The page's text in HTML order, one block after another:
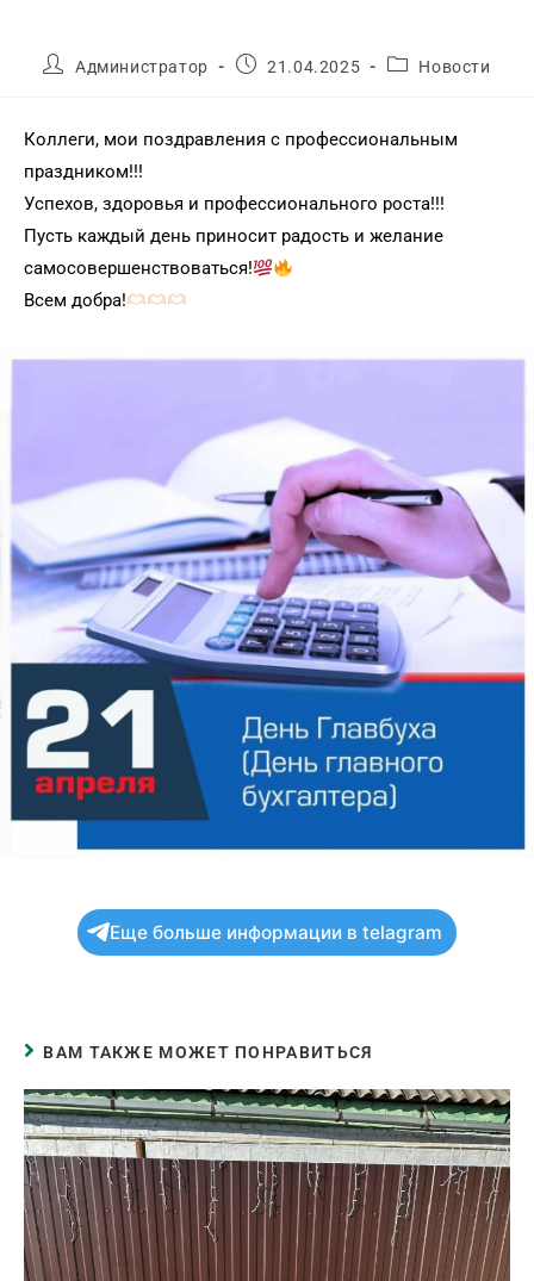
Администратор 21.04.2025 Новости
Коллеги, мои поздравления с профессиональным
праздником!!!
Успехов, здоровья и профессионального роста!!!
Пусть каждый день приносит радость и желание
самосовершенствоваться!
Всем добра!
Еще больше информации в telagram
ВАМ ТАКЖЕ МОЖЕТ ПОНРАВИТЬСЯ